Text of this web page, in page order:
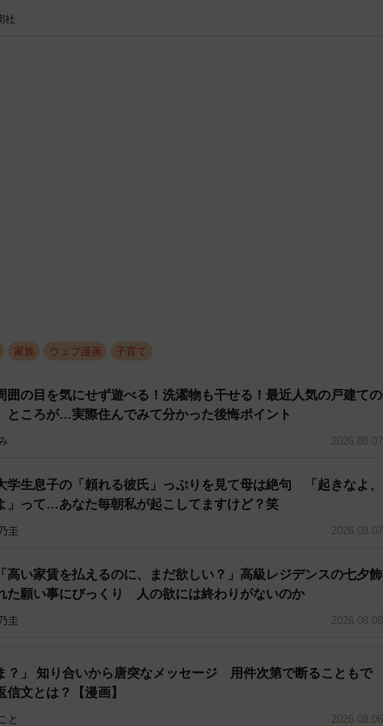
プをお風呂前後などちょい付けの時にがんばって消費していま
して目が覚めました。とても参考になりました」と、現在進行
ついて悩んでいた方にとっては救世主的な投稿になったようで
作について、作者のおちゃやまさんに話を聞きました。
社
家族 ウェブ漫画 子育て
囲の目を気にせず遊べる！洗濯物も干せる！最近人気の戸建ての
ところが…実際住んでみて分かった後悔ポイント
2026.08.07
学生息子の「頼れる彼氏」っぷりを見て母は絶句 「起きなよ、
」って…あなた毎朝私が起こしてますけど？笑
圭 2026.08.07
高い家賃を払えるのに、まだ欲しい？」高級レジデンスの七夕飾
た願い事にびっくり 人の欲には終わりがないのか
圭 2026.08.06
？」 知り合いから唐突なメッセージ 用件次第で断ることもで
信文とは？【漫画】
と 2026.08.06